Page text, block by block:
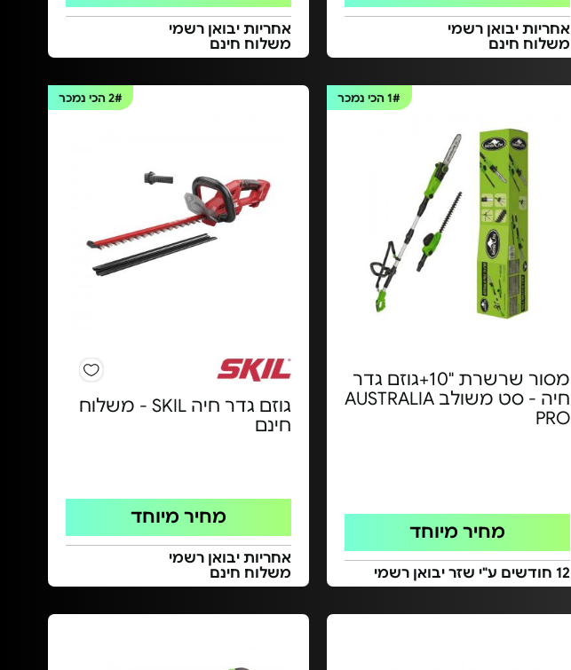
אחריות יבואן רשמי
משלוח חינם
אחריות יבואן רשמי
משלוח חינם
1#הכי נמכר
מסור שרשרת "10+גוזם גדר
חיה - סט משולב AUSTRALIA
PRO
מחיר מיוחד
12 חודשים ע"י שזר יבואן רשמי
2#הכי נמכר
גוזם גדר חיה SKIL - משלוח
חינם
מחיר מיוחד
אחריות יבואן רשמי
משלוח חינם